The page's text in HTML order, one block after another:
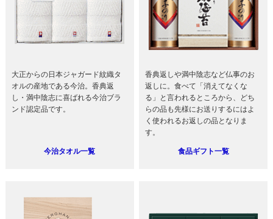
大正からの日本ジャガード紋織タ
オルの産地である今治。香典返
し・満中陰志に喜ばれる今治ブラ
ンド認定品です。
今治タオル一覧
香典返しや満中陰志など仏事のお
返しに。食べて「消えてなくな
る」と言われるところから、どち
らの品も先様にお送りするにはよ
く使われるお返しの品となりま
す。
食品ギフト一覧